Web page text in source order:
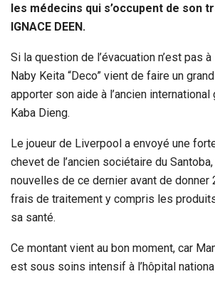
les médecins qui s’occupent de son
IGNACE DEEN.
Si la question de l’évacuation n’est pas à
Naby Keita “Deco” vient de faire un
apporter son aide à l’ancien international
Kaba Dieng.
Le joueur de Liverpool a envoyé une
chevet de l’ancien sociétaire du
nouvelles de ce dernier avant de donner
frais de traitement y compris les
sa santé.
Ce montant vient au bon moment, car
est sous soins intensif à l’hôpital